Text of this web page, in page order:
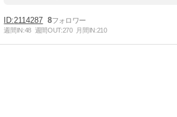
2114287 8
週間IN:48 週間OUT:270 月間IN:210